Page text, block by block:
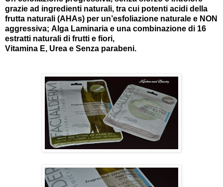
grazie ad ingredienti naturali, tra cui potenti acidi della
frutta naturali (AHAs) per un’esfoliazione naturale e NON
aggressiva; Alga Laminaria e una combinazione di 16
estratti naturali di frutti e fiori,
Vitamina E, Urea e Senza parabeni.